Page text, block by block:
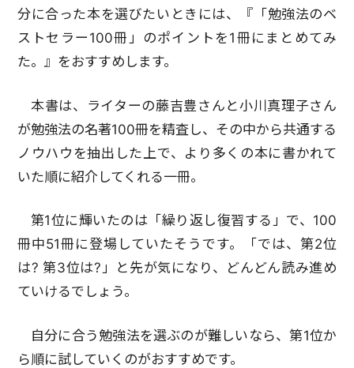
分に合った本を選びたいときには、『「勉強法のベ
ストセラー100冊」のポイントを1冊にまとめてみ
た。』をおすすめします。
本書は、ライターの藤吉豊さんと小川真理子さん
が勉強法の名著100冊を精査し、その中から共通する
ノウハウを抽出した上で、より多くの本に書かれて
いた順に紹介してくれる一冊。
第1位に輝いたのは「繰り返し復習する」で、100
冊中51冊に登場していたそうです。「では、第2位
は? 第3位は?」と先が気になり、どんどん読み進め
ていけるでしょう。
自分に合う勉強法を選ぶのが難しいなら、第1位か
ら順に試していくのがおすすめです。